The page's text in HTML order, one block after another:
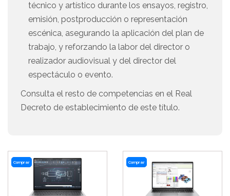
técnico y artístico durante los ensayos, registro,
emisión, postproducción o representación
escénica, asegurando la aplicación del plan de
trabajo, y reforzando la labor del director o
realizador audiovisual y del director del
espectáculo o evento.
Consulta el resto de competencias en el Real
Decreto de establecimiento de este título.
Comprar Comprar